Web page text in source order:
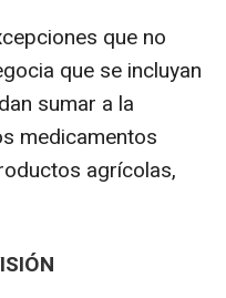
que no
que se incluyan
sumar a la
medicamentos
agrícolas,